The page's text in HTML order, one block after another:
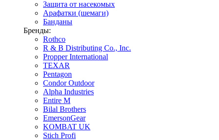
Защита от насекомых
Арафатки (шемаги)
Банданы
Бренды:
Rothco
R & B Distributing Co., Inc.
Propper International
TEXAR
Pentagon
Condor Outdoor
Alpha Industries
Entire M
Bilal Brothers
EmersonGear
KOMBAT UK
Stich Profi